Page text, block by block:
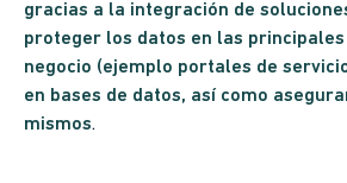
gracias a la integración de
proteger los datos en las
negocio (ejemplo portales de
en bases de datos, así como
mismos.